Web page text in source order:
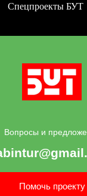
БУТ
Вопросы и
Помочь проекту